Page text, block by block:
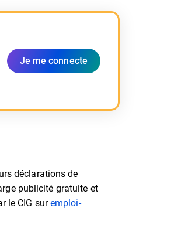
Je me connecte
déclarations de
publicité gratuite et
le CIG suremploi-